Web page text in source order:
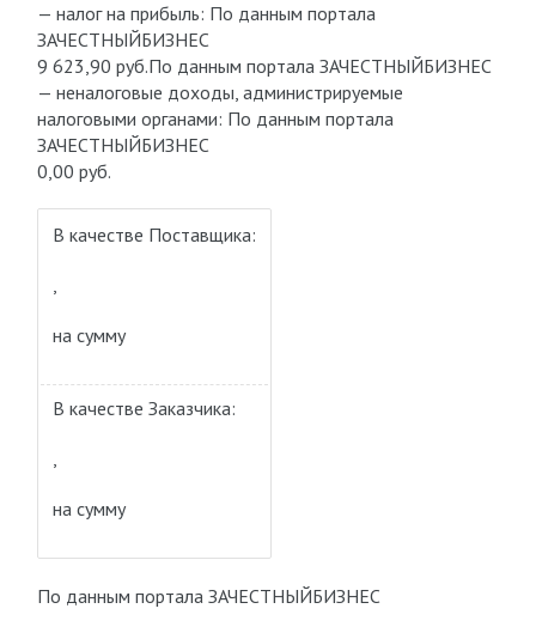
— налог на прибыль: По данным портала
ЗАЧЕСТНЫЙБИЗНЕС
9 623,90 руб.По данным портала ЗАЧЕСТНЫЙБИЗНЕС
— неналоговые доходы, администрируемые
налоговыми органами: По данным портала
ЗАЧЕСТНЫЙБИЗНЕС
0,00 руб.
В качестве Поставщика:
,
на сумму
В качестве Заказчика:
,
на сумму
По данным портала ЗАЧЕСТНЫЙБИЗНЕС